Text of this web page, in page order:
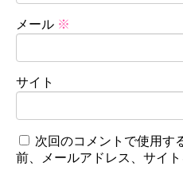
メール ※
サイト
次回のコメントで使用す
前、メールアドレス、サイト